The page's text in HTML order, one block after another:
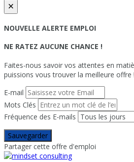
×
NOUVELLE ALERTE EMPLOI
NE RATEZ AUCUNE CHANCE !
Faites-nous savoir vos attentes en
puissions vous trouver la meilleure offre !
E-mail
Mots Clés
Fréquence des E-mails
Sauvegarder
Partager cette offre d'emploi